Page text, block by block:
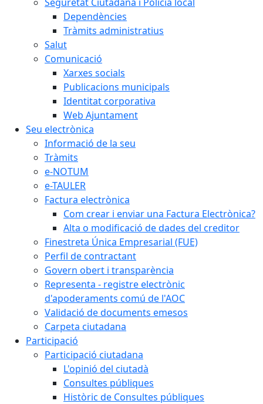
Dependències
Tràmits administratius
Salut
Comunicació
Xarxes socials
Publicacions municipals
Identitat corporativa
Web Ajuntament
Seu electrònica
Informació de la seu
Tràmits
e-NOTUM
e-TAULER
Factura electrònica
Com crear i enviar una Factura Electrònica?
Alta o modificació de dades del creditor
Finestreta Única Empresarial (FUE)
Perfil de contractant
Govern obert i transparència
Representa - registre electrònic
d'apoderaments comú de l'AOC
Validació de documents emesos
Carpeta ciutadana
Participació
Participació ciutadana
L'opinió del ciutadà
Consultes públiques
Històric de Consultes públiques